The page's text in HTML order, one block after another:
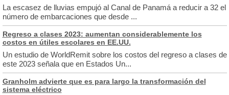
La escasez de lluvias empujó al Canal de Panamá a reducir a 32 el
número de embarcaciones que desde ...
Regreso a clases 2023: aumentan considerablemente los
costos en útiles escolares en EE.UU.
Un estudio de WorldRemit sobre los costos del regreso a clases de
este 2023 señala que en Estados Un...
Granholm advierte que es para largo la transformación del
sistema eléctrico